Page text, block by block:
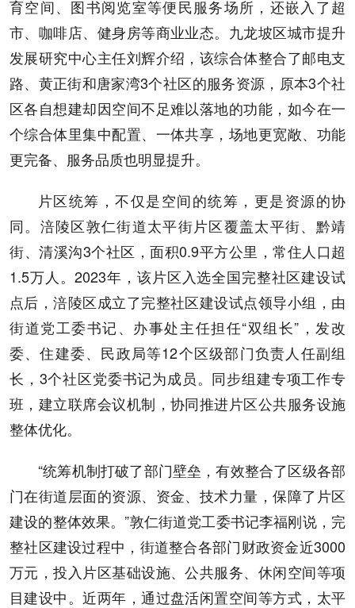
育空间、图书阅览室等便民服务场所，还嵌入了超
市、咖啡店、健身房等商业业态。九龙坡区城市提升
发展研究中心主任刘辉介绍，该综合体整合了邮电支
路、黄正街和唐家湾3个社区的服务资源，原本3个社
区各自想建却因空间不足难以落地的功能，如今在一
个综合体里集中配置、一体共享，场地更宽敞、功能
更完备、服务品质也明显提升。
片区统筹，不仅是空间的统筹，更是资源的协
同。涪陵区敦仁街道太平街片区覆盖太平街、黔靖
街、清溪沟3个社区，面积0.9平方公里，常住人口超
1.5万人。2023年，该片区入选全国完整社区建设试
点后，涪陵区成立了完整社区建设试点领导小组，由
街道党工委书记、办事处主任担任“双组长”，发改
委、住建委、民政局等12个区级部门负责人任副组
长，3个社区党委书记为成员。同步组建专项工作专
班，建立联席会议机制，协同推进片区公共服务设施
整体优化。
“统筹机制打破了部门壁垒，有效整合了区级各部
门在街道层面的资源、资金、技术力量，保障了片区
建设的整体效果。”敦仁街道党工委书记李福刚说，完
整社区建设过程中，街道整合各部门财政资金近3000
万元，投入片区基础设施、公共服务、休闲空间等项
目建设中。近两年，通过盘活闲置空间等方式，太平